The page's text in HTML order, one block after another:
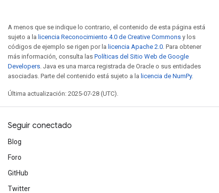
A menos que se indique lo contrario, el contenido de esta página está
sujeto a la licencia Reconocimiento 4.0 de Creative Commons y los
códigos de ejemplo se rigen por la licencia Apache 2.0. Para obtener
más información, consulta las Políticas del Sitio Web de Google
Developers. Java es una marca registrada de Oracle o sus entidades
asociadas. Parte del contenido está sujeto a la licencia de NumPy.
Última actualización: 2025-07-28 (UTC).
Seguir conectado
Blog
Foro
GitHub
Twitter